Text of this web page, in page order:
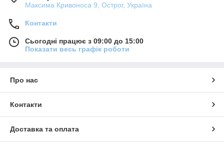
Максима Кривоноса 9, Острог, Україна
Контакти
Сьогодні працює з 09:00 до 15:00
Показати весь графік роботи
Про нас
Контакти
Доставка та оплата